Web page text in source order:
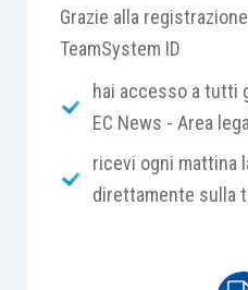
Corte d’Appello di
dei condomini attori,
adottata da
parte in cui ripartiva
soli condomini
spese, costituente un
Grazie alla
TeamSystem ID
hai accesso a tutti
EC News - Area
ricevi ogni mattina
direttamente sulla